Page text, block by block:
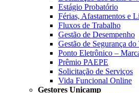
Estágio Probatório
Férias, Afastamentos e
Fluxos de Trabalho
Gestão de Desempenho
Gestão de Segurança
Ponto Eletrônico –
Prêmio PAEPE
Solicitação de Serviços
Vida Funcional Online
Gestores Unicamp